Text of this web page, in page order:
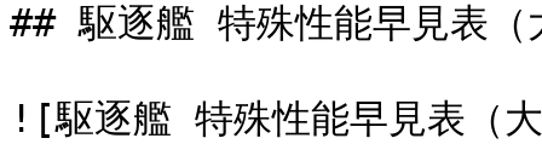
## 駆逐艦 特殊性能早見表（
![駆逐艦 特殊性能早見表（